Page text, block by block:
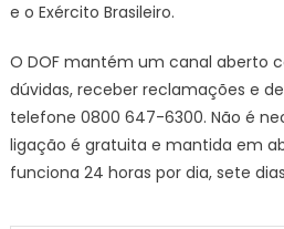
e o Exército Brasileiro.
O DOF mantém um canal aberto
dúvidas, receber reclamações e
telefone 0800 647-6300. Não é
ligação é gratuita e mantida em
funciona 24 horas por dia, sete